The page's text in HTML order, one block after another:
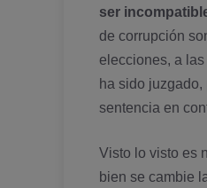
ser
de corrupción
elecciones, a
ha sido
sentencia en
Visto lo visto es
bien se cambie